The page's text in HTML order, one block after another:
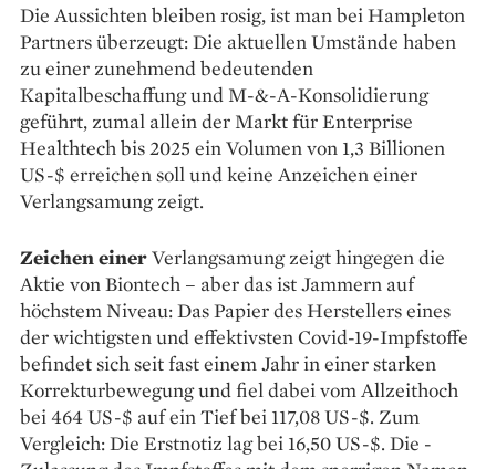
Die Aussichten bleiben rosig, ist man bei Hampleton
Partners überzeugt: Die aktuellen Umstände haben
zu einer zunehmend bedeutenden
Kapitalbeschaffung und M-&-A-Konsolidierung
geführt, zumal allein der Markt für Enterprise
Healthtech bis 2025 ein Volumen von 1,3 Billionen
US-$ erreichen soll und keine Anzeichen einer
Verlangsamung zeigt.
Zeichen einerVerlangsamung zeigt hingegen die
Aktie von Bion­tech – aber das ist Jammern auf
höchstem Niveau: Das Papier des Herstellers eines
der wichtigsten und effektivsten Covid-19-Impfstoffe
befindet sich seit fast einem Jahr in einer starken
Korrekturbewegung und fiel dabei vom Allzeithoch
bei 464 US-$ auf ein Tief bei 117,08 US-$. Zum
Vergleich: Die Erstnotiz lag bei 16,50 US-$. Die ­